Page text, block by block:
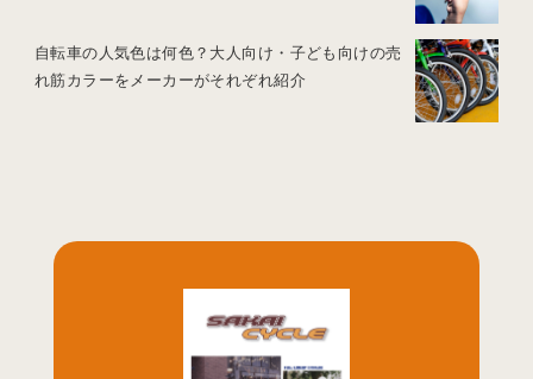
自転車の人気色は何色？大人向け・子ども向けの売
れ筋カラーをメーカーがそれぞれ紹介